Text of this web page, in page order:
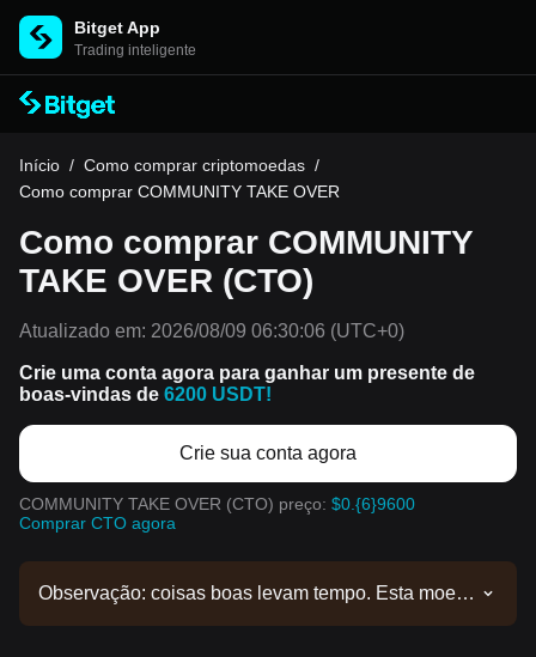
Bitget App
Trading inteligente
Início / Como comprar criptomoedas /
Como comprar COMMUNITY TAKE OVER
Como comprar COMMUNITY
TAKE OVER (CTO)
Atualizado em: 2026/08/09 06:30:06 (UTC+0)
Crie uma conta agora para ganhar um presente de
boas-vindas de 6200 USDT!
Crie sua conta agora
COMMUNITY TAKE OVER (CTO) preço: $0.{6}9600
Comprar CTO agora
Observação: coisas boas levam tempo. Esta moeda